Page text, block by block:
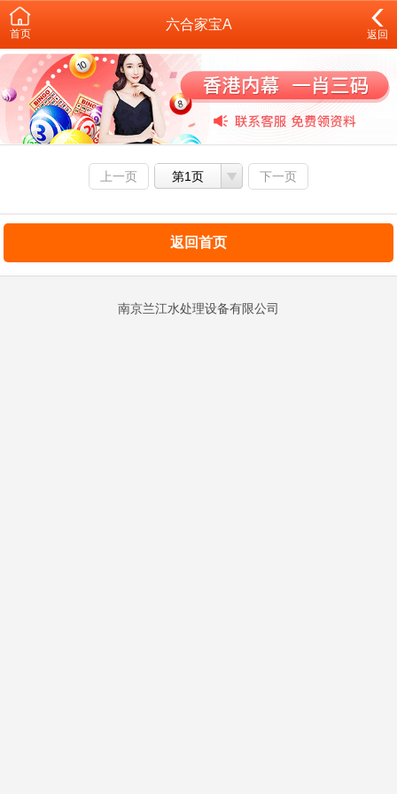
首页
六合家宝A
返回
上一页 第1页 下一页
返回首页
南京兰江水处理设备有限公司